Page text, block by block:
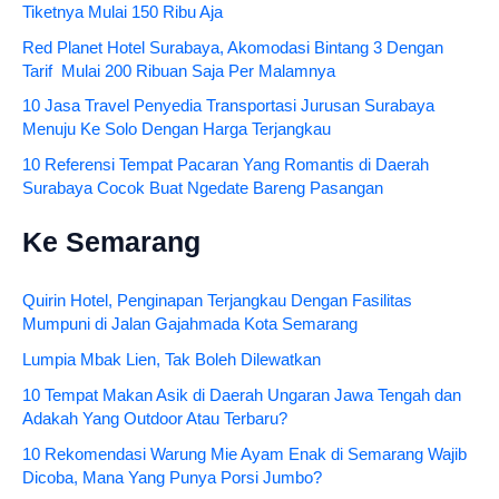
Tiketnya Mulai 150 Ribu Aja
Red Planet Hotel Surabaya, Akomodasi Bintang 3 Dengan
Tarif Mulai 200 Ribuan Saja Per Malamnya
10 Jasa Travel Penyedia Transportasi Jurusan Surabaya
Menuju Ke Solo Dengan Harga Terjangkau
10 Referensi Tempat Pacaran Yang Romantis di Daerah
Surabaya Cocok Buat Ngedate Bareng Pasangan
Ke Semarang
Quirin Hotel, Penginapan Terjangkau Dengan Fasilitas
Mumpuni di Jalan Gajahmada Kota Semarang
Lumpia Mbak Lien, Tak Boleh Dilewatkan
10 Tempat Makan Asik di Daerah Ungaran Jawa Tengah dan
Adakah Yang Outdoor Atau Terbaru?
10 Rekomendasi Warung Mie Ayam Enak di Semarang Wajib
Dicoba, Mana Yang Punya Porsi Jumbo?